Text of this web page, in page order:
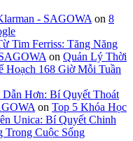
- SAGOWA on 8
Tim Ferriss: Tăng Năng
on Quản Lý Thời
Hoạch 168 Giờ Mỗi Tuần
Hơn: Bí Quyết Thoát
on Top 5 Khóa Học
Unica: Bí Quyết Chinh
Trong Cuộc Sống